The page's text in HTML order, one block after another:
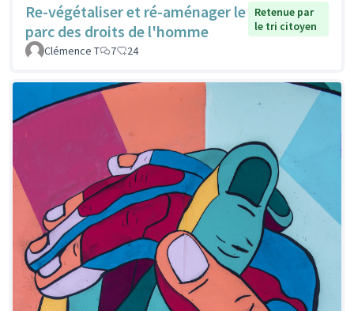
Re-végétaliser et ré-aménager le
parc des droits de l'homme
Retenue par
le tri citoyen
Clémence T
7 24